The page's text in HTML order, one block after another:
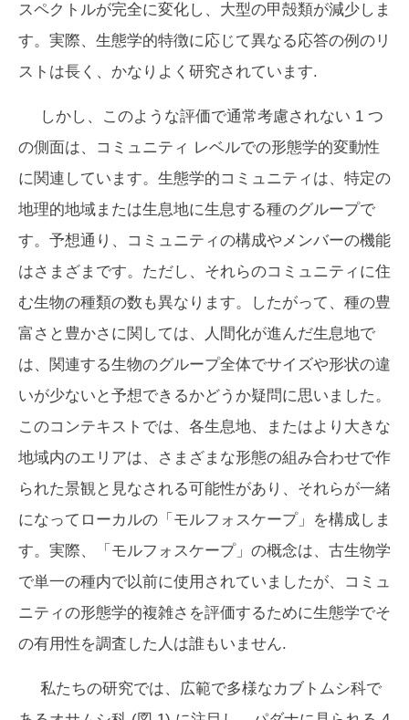
スペクトルが完全に変化し、大型の甲殻類が減少しま
す。実際、生態学的特徴に応じて異なる応答の例のリ
ストは長く、かなりよく研究されています.
しかし、このような評価で通常考慮されない 1 つ
の側面は、コミュニティ レベルでの形態学的変動性
に関連しています。生態学的コミュニティは、特定の
地理的地域または生息地に生息する種のグループで
す。予想通り、コミュニティの構成やメンバーの機能
はさまざまです。ただし、それらのコミュニティに住
む生物の種類の数も異なります。したがって、種の豊
富さと豊かさに関しては、人間化が進んだ生息地で
は、関連する生物のグループ全体でサイズや形状の違
いが少ないと予想できるかどうか疑問に思いました。
このコンテキストでは、各生息地、またはより大きな
地域内のエリアは、さまざまな形態の組み合わせで作
られた景観と見なされる可能性があり、それらが一緒
になってローカルの「モルフォスケープ」を構成しま
す。実際、「モルフォスケープ」の概念は、古生物学
で単一の種内で以前に使用されていましたが、コミュ
ニティの形態学的複雑さを評価するために生態学でそ
の有用性を調査した人は誰もいません.
私たちの研究では、広範で多様なカブトムシ科で